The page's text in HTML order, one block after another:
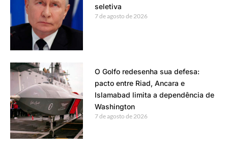
seletiva
7 de agosto de 2026
O Golfo redesenha sua defesa:
pacto entre Riad, Ancara e
Islamabad limita a dependência de
Washington
7 de agosto de 2026